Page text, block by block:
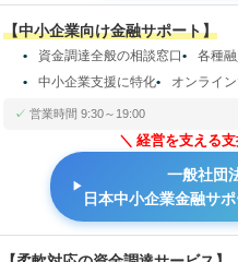
【中小企業向け金融サポート】
資金調達全般の相談窓口
各種
中小企業支援に特化
オンライ
営業時間 9:30～19:00
経営を支える支
一般社団
日本中小企業金融サ